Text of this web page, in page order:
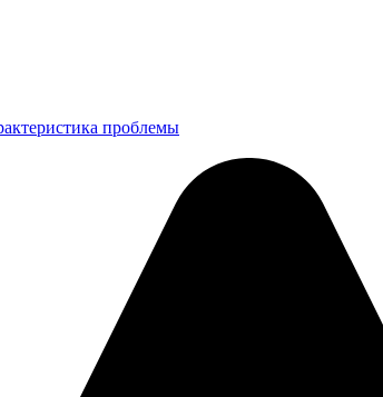
проблемы